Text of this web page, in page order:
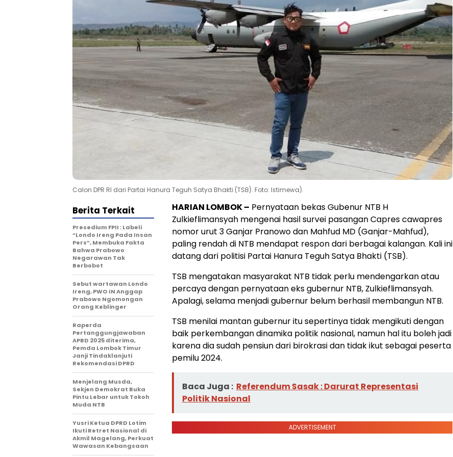
Calon DPR RI dari Partai Hanura Teguh Satya Bhakti (TSB). Foto: Istimewa).
HARIAN LOMBOK – Pernyataan bekas Gubenur NTB H
Zulkieflimansyah mengenai hasil survei pasangan Capres cawapres
nomor urut 3 Ganjar Pranowo dan Mahfud MD (Ganjar-Mahfud),
paling rendah di NTB mendapat respon dari berbagai kalangan. Kali ini
datang dari politisi Partai Hanura Teguh Satya Bhakti (TSB).
TSB mengatakan masyarakat NTB tidak perlu mendengarkan atau
percaya dengan pernyataan eks gubernur NTB, Zulkieflimansyah.
Apalagi, selama menjadi gubernur belum berhasil membangun NTB.
TSB menilai mantan gubernur itu sepertinya tidak mengikuti dengan
baik perkembangan dinamika politik nasional, namun hal itu boleh jadi
karena dia sudah pensiun dari birokrasi dan tidak ikut sebagai peserta
pemilu 2024.
Baca Juga : Referendum Sasak : Darurat Representasi
Politik Nasional
ADVERTISEMENT
Berita Terkait
Presedium FPII : Labeli
“Londo Ireng Pada Insan
Pers”, Membuka Fakta
Bahwa Prabowo
Negarawan Tak
Berbobot
Sebut wartawan Londo
Ireng, PWO IN Anggap
Prabowo Ngomongan
Orang Keblinger
Raperda
Pertanggungjawaban
APBD 2025 diterima,
Pemda Lombok Timur
Janji Tindaklanjuti
Rekomendasi DPRD
Menjelang Musda,
Sekjen Demokrat Buka
Pintu Lebar untuk Tokoh
Muda NTB
Yusri Ketua DPRD Lotim
Ikuti Retret Nasional di
Akmil Magelang, Perkuat
Wawasan Kebangsaan